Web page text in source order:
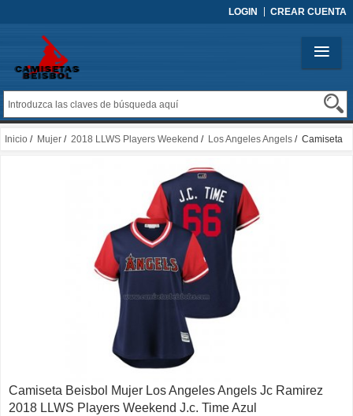
LOGIN CREAR CUENTA
Inicio / Mujer / 2018 LLWS Players Weekend / Los Angeles Angels / Camiseta
Camiseta Beisbol Mujer Los Angeles Angels Jc Ramirez
2018 LLWS Players Weekend J.c. Time Azul